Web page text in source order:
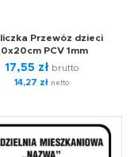
Przewóz dzieci
PCV 1mm
17,55 zł brutto
14,27 złnetto